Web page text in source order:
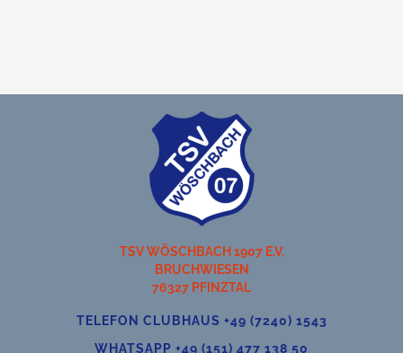
TSV WÖSCHBACH 1907 E.V.
BRUCHWIESEN
76327 PFINZTAL
TELEFON CLUBHAUS +49 (7240) 1543
WHATSAPP +49 (151) 477 138 50